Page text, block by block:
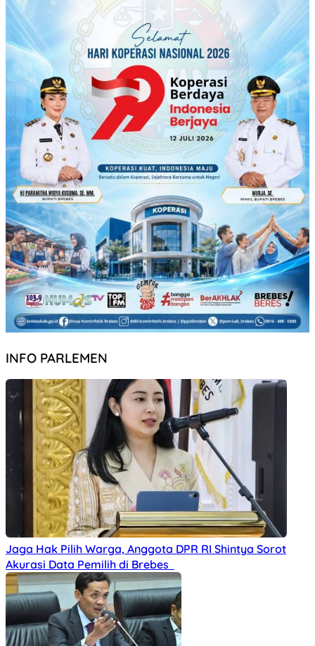
INFO PARLEMEN
Jaga Hak Pilih Warga, Anggota DPR RI Shintya Sorot
Akurasi Data Pemilih di Brebes